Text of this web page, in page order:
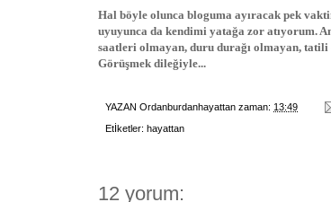
Hal böyle olunca bloguma ayıracak pek
uyuyunca da kendimi yatağa zor atıyorum.
saatleri olmayan, duru durağı olmayan,
Görüşmek dileğiyle...
YAZAN Ordanburdanhayattan zaman: 13:49
Etİketler: hayattan
12 yorum: